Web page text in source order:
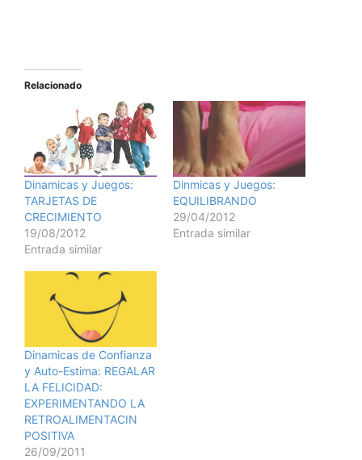
Relacionado
Dinamicas y Juegos:
TARJETAS DE
CRECIMIENTO
19/08/2012
Entrada similar
Dinmicas y Juegos:
EQUILIBRANDO
29/04/2012
Entrada similar
Dinamicas de Confianza
y Auto-Estima: REGALAR
LA FELICIDAD:
EXPERIMENTANDO LA
RETROALIMENTACIN
POSITlVA
26/09/2011